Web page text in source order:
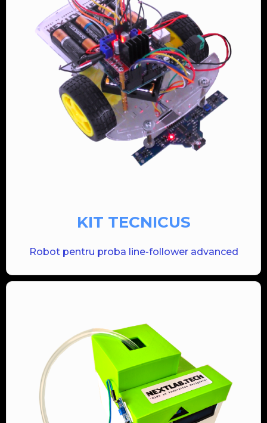
KIT TECNICUS
Robot pentru proba line-follower advanced